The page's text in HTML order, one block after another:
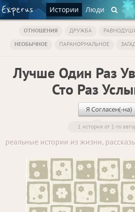
Истории Люди
ОТНОШЕНИЯ ДРУЖБА
НЕОБЫЧНОЕ
ПАРАНОРМАЛЬНОЕ
Лучше Один Раз
Сто Раз
Я Согласен(-на)
1 история от 1-го
реальные истории из жизни,